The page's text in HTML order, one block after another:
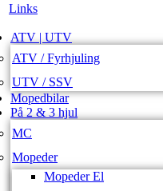
Links
ATV | UTV
ATV / Fyrhjuling
UTV / SSV
Mopedbilar
På 2 & 3 hjul
MC
Mopeder
Mopeder El